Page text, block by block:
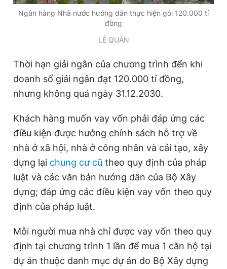
RSS
Tổng biên tập: Nguyễn Ngọc Toàn
Phó tổng biên tập: Lâm Hiếu Dũng
Phó tổng biên tập: Trần Việt Hưng
Tổng thư ký tòa soạn: Đức Trung
Giấy phép xuất bản số 110/GP - BTTTT cấp ngày 24.3.2020
chép dưới mọi hình thức nếu không có sự chấp thuận bằng văn
bản. Phát triển bởi ePi Technologies, JSC.
Ngân hàng Nhà nước hướng dẫn thực hiện gói 120.000 tỉ
đồng
LÊ QUÂN
Thời hạn giải ngân của chương trình đến khi
doanh số giải ngân đạt 120.000 tỉ đồng,
nhưng không quá ngày 31.12.2030.
Khách hàng muốn vay vốn phải đáp ứng các
điều kiện được hưởng chính sách hỗ trợ về
nhà ở xã hội, nhà ở công nhân và cải tạo, xây
dựng lại chung cư cũ theo quy định của pháp
luật và các văn bản hướng dẫn của Bộ Xây
dựng; đáp ứng các điều kiện vay vốn theo quy
định của pháp luật.
Mỗi người mua nhà chỉ được vay vốn theo quy
định tại chương trình 1 lần để mua 1 căn hộ tại
dự án thuộc danh mục dự án do Bộ Xây dựng